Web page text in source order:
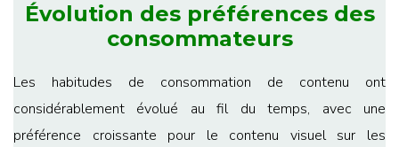
Évolution des préférences des
consommateurs
Les habitudes de consommation de contenu ont
considérablement évolué au fil du temps, avec une
préférence croissante pour le contenu visuel sur les